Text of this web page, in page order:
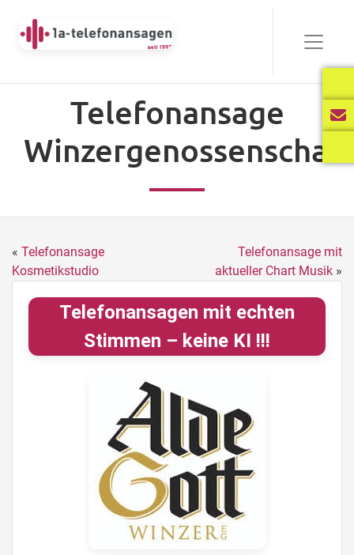
Telefonansage
Winzergenossenschaft
« Telefonansage
Kosmetikstudio
Telefonansage mit
aktueller Chart Musik »
Telefonansagen mit echten
Stimmen – keine KI !!!